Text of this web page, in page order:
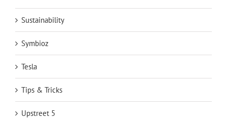
Sustainability
Symbioz
Tesla
Tips & Tricks
Upstreet 5